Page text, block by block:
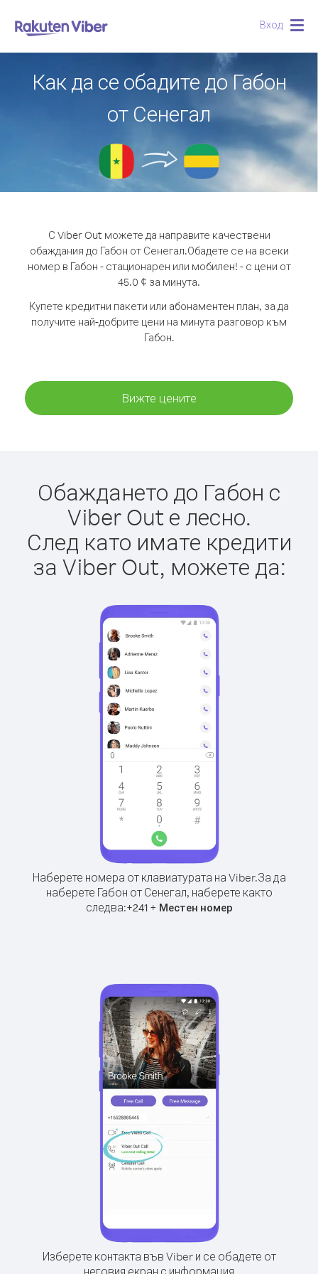
Вход
Как да се обадите до Габон
от Сенегал
С Viber Out можете да направите качествени
обаждания до Габон от Сенегал.Обадете се на всеки
номер в Габон - стационарен или мобилен! - с цени от
45.0 ¢ за минута.
Купете кредитни пакети или абонаментен план, за да
получите най-добрите цени на минута разговор към
Габон.
Вижте цените
Обаждането до Габон с
Viber Out е лесно.
След като имате кредити
за Viber Out, можете да:
Наберете номера от клавиатурата на Viber.За да
наберете Габон от Сенегал, наберете както
следва:+241+ Местен номер
Изберете контакта във Viber и се обадете от
неговия екран с информация